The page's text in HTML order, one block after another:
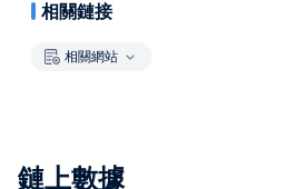
相關鏈接
相關網站
鏈上數據